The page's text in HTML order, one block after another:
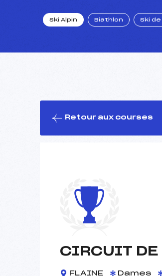
Ski Alpin Biathlon Ski de
Retour aux courses
CIRCUIT DE
FLAINE Dames